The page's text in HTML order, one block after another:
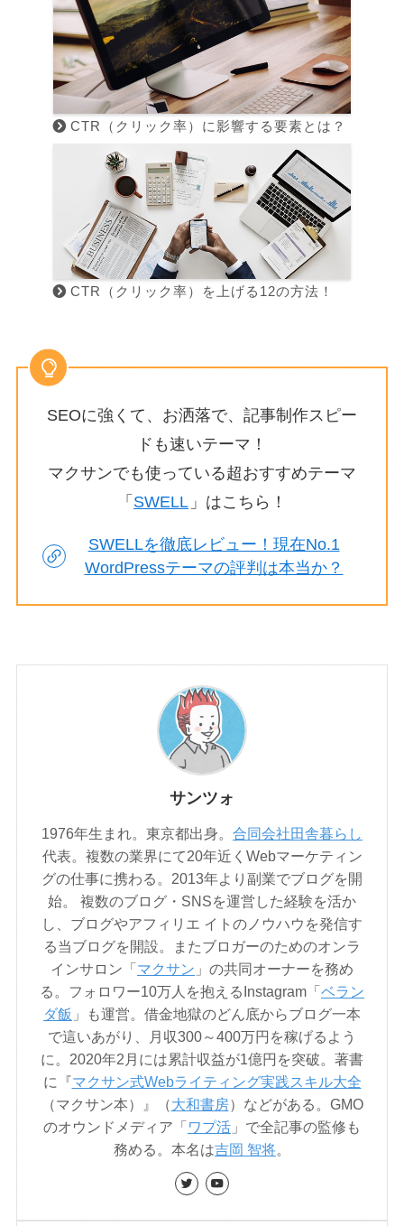
CTR（クリック率）に影響する要素とは？
CTR（クリック率）を上げる12の方法！
SEOに強くて、お洒落で、記事制作スピー
ドも速いテーマ！
マクサンでも使っている超おすすめテーマ
「 SWELL 」はこちら！
SWELLを徹底レビュー！現在No.1
WordPressテーマの評判は本当か？
サンツォ
1976年生まれ。東京都出身。 合同会社田舎暮らし
代表。複数の業界にて20年近くWebマーケティン
グの仕事に携わる。2013年より副業でブログを開
始。 複数のブログ・SNSを運営した経験を活か
し、ブログやアフィリエ イトのノウハウを発信す
る当ブログを開設。またブロガーのためのオンラ
インサロン「マクサン 」の共同オーナーを務め
る。フォロワー10万人を抱えるInstagram「ベラン
ダ飯 」も運営。借金地獄のどん底からブログ一本
で這いあがり、月収300～400万円を稼げるよう
に。2020年2月には累計収益が1億円を突破。著書
に『マクサン式Webライティング実践スキル大全
（マクサン本）』（大和書房）などがある。GMO
のオウンドメディア「ワプ活 」で全記事の監修も
務める。本名は吉岡 智将。